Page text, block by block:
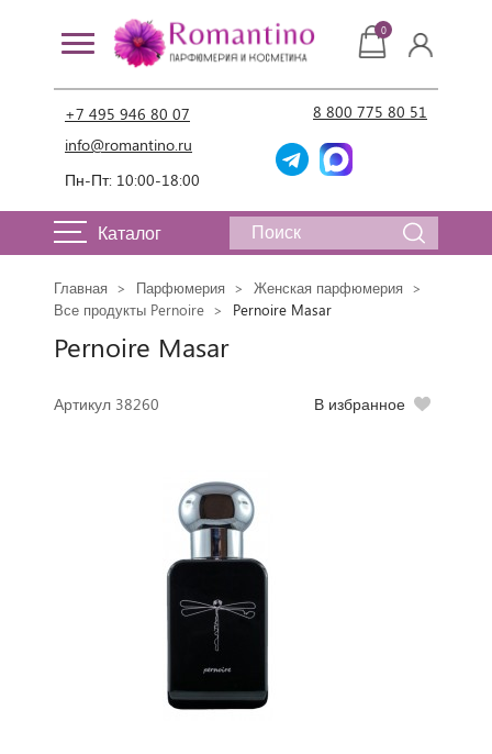
+7 495 946 80 07
info@romantino.ru
Пн-Пт: 10:00-18:00
8 800 775 80 51
0
Каталог
Главная Парфюмерия
Женская парфюмерия
Все продукты Pernoire
Pernoire Masar
Pernoire Masar
Артикул 38260 В избранное